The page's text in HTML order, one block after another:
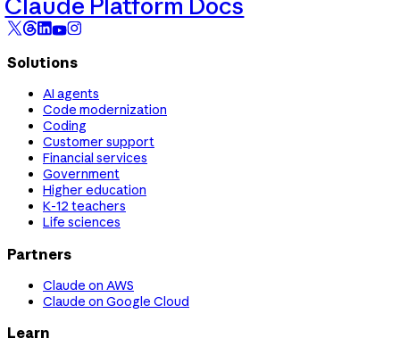
Solutions
AI agents
Code modernization
Coding
Customer support
Financial services
Government
Higher education
K-12 teachers
Life sciences
Partners
Claude on AWS
Claude on Google Cloud
Learn